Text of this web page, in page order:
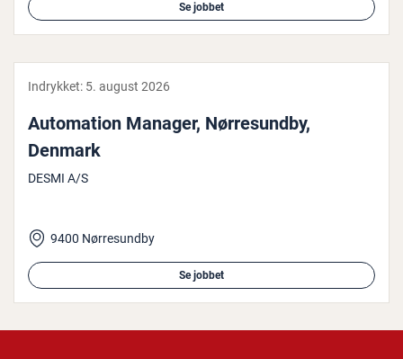
Se jobbet
Indrykket: 5. august 2026
Au­to­ma­tion Manager, Nør­re­sund­by,
Denmark
DESMI A/S
9400 Nørresundby
Se jobbet